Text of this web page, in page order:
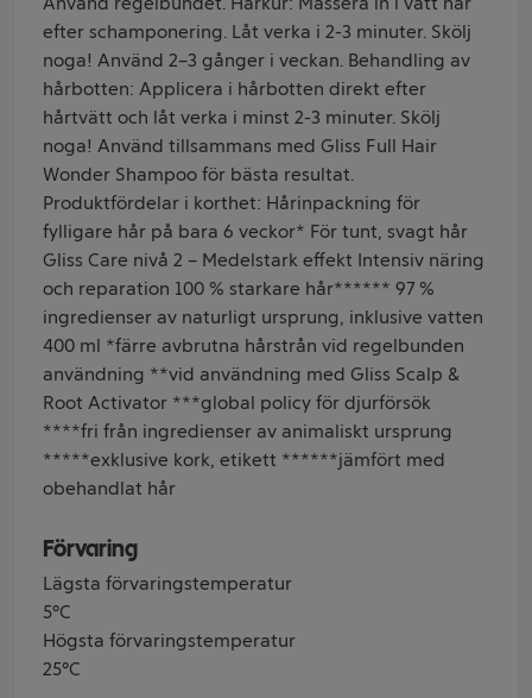
efter schamponering. Låt verka i 2-3 minuter. Skölj
noga! Använd 2–3 gånger i veckan. Behandling av
hårbotten: Applicera i hårbotten direkt efter
hårtvätt och låt verka i minst 2-3 minuter. Skölj
noga! Använd tillsammans med Gliss Full Hair
Wonder Shampoo för bästa resultat.
Produktfördelar i korthet: Hårinpackning för
fylligare hår på bara 6 veckor* För tunt, svagt hår
Gliss Care nivå 2 – Medelstark effekt Intensiv näring
och reparation 100 % starkare hår****** 97 %
ingredienser av naturligt ursprung, inklusive vatten
400 ml *färre avbrutna hårstrån vid regelbunden
användning **vid användning med Gliss Scalp &
Root Activator ***global policy för djurförsök
****fri från ingredienser av animaliskt ursprung
*****exklusive kork, etikett ******jämfört med
obehandlat hår
Förvaring
Lägsta förvaringstemperatur
5°C
Högsta förvaringstemperatur
25°C